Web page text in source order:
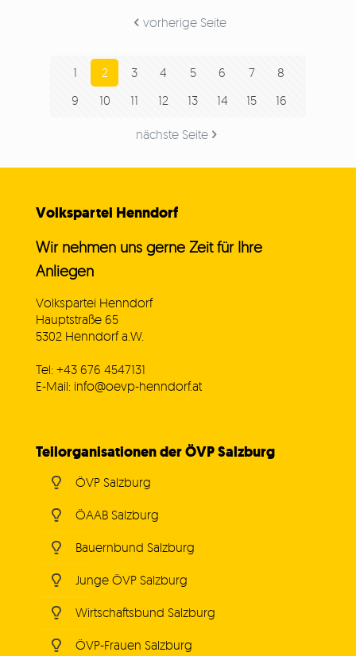
vorherige Seite
1 2 3 4 5 6 7
8
9
10 11 12 13 14 15 16
nächste Seite
Volkspartei Henndorf
Wir nehmen uns gerne Zeit für Ihre
Anliegen
Volkspartei Henndorf
Hauptstraße 65
5302 Henndorf a.W.
Tel: +43 676 4547131
E-Mail: info@oevp-henndorf.at
Teilorganisationen der ÖVP Salzburg
ÖVP Salzburg
ÖAAB Salzburg
Bauernbund Salzburg
Junge ÖVP Salzburg
Wirtschaftsbund Salzburg
ÖVP-Frauen Salzburg